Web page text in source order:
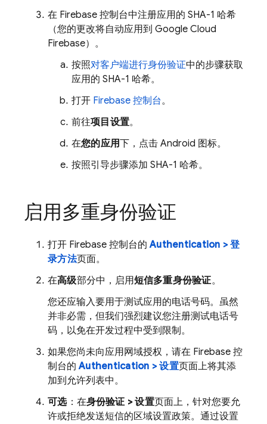
在 Firebase 控制台中注册应用的 SHA-1 哈希
（您的更改将自动应用到 Google Cloud
Firebase）。
按照对客户端进行身份验证中的步骤获取
应用的 SHA-1 哈希。
打开 Firebase 控制台。
前往项目设置。
在您的应用下，点击 Android 图标。
按照引导步骤添加 SHA-1 哈希。
启用多重身份验证
打开 Firebase 控制台的Authentication > 登
录方法页面。
在高级部分中，启用短信多重身份验证。
您还应输入要用于测试应用的电话号码。虽然
并非必需，但我们强烈建议您注册测试电话号
码，以免在开发过程中受到限制。
如果您尚未向应用网域授权，请在 Firebase 控
制台的Authentication > 设置页面上将其添
加到允许列表中。
可选：在身份验证 > 设置页面上，针对您要允
许或拒绝发送短信的区域设置政策。通过设置